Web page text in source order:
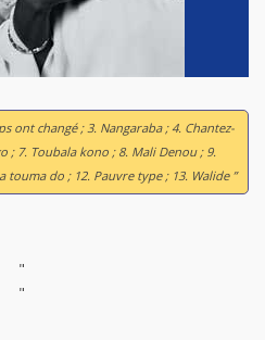
ont changé ; 3. Nangaraba ; 4. Chantez-
; 7. Toubala kono ; 8. Mali Denou ; 9.
touma do ; 12. Pauvre type ; 13. Walide ”
"
"